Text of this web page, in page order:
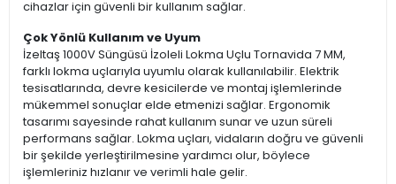
cihazlar için güvenli bir kullanım sağlar.
Çok Yönlü Kullanım ve Uyum
İzeltaş 1000V Süngüsü İzoleli Lokma Uçlu Tornavida 7 MM,
farklı lokma uçlarıyla uyumlu olarak kullanılabilir. Elektrik
tesisatlarında, devre kesicilerde ve montaj işlemlerinde
mükemmel sonuçlar elde etmenizi sağlar. Ergonomik
tasarımı sayesinde rahat kullanım sunar ve uzun süreli
performans sağlar. Lokma uçları, vidaların doğru ve güvenli
bir şekilde yerleştirilmesine yardımcı olur, böylece
işlemleriniz hızlanır ve verimli hale gelir.